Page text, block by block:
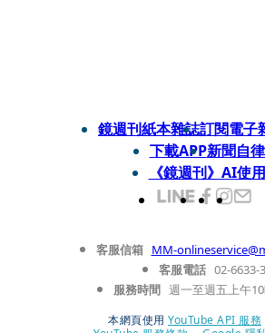
鏡週刊紙本雜誌訂閱電子
下載APP新聞自
《鏡週刊》AI使
客服信箱 MM-
客服電話 02-6633-
服務時間 週一至週五上午
本網頁使用 YouTube API 服務